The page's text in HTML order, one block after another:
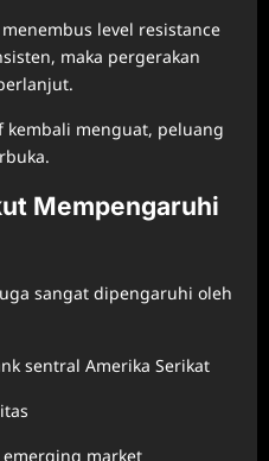
level resistance
maka pergerakan
menguat, peluang
Mempengaruhi
sangat dipengaruhi oleh
sentral Amerika Serikat
market